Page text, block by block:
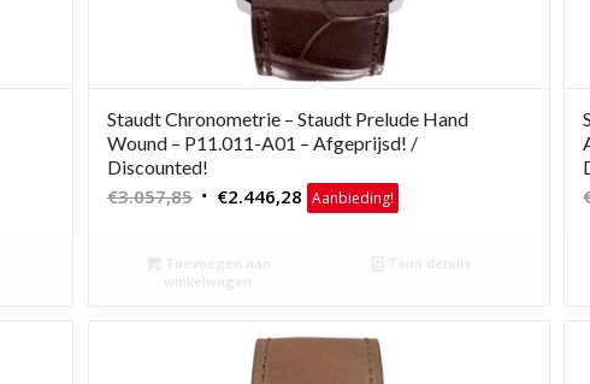
Staudt Chronometrie – Staudt Prelude Hand
Wound – P11.011-A01 – Afgeprijsd! /
Discounted!
€3.057,85 Oorspronkelijke
€3.057,85.
€2.446,28Huidige
prijs
€2.446,28.
Aanbieding!
Toevoegen aan
winkelwagen
Toon details